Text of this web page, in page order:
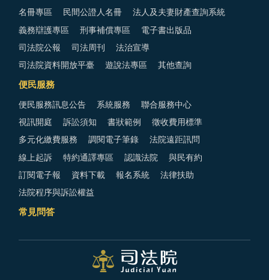
名冊專區 民間公證人名冊 法人及夫妻財產查詢系統
義務辯護專區 刑事補償專區 電子書出版品
司法院公報 司法周刊 法治宣導
司法院資料開放平臺 遊說法專區 其他查詢
便民服務
便民服務訊息公告 系統服務 聯合服務中心
視訊開庭 訴訟須知 書狀範例 徵收費用標準
多元化繳費服務 調閱電子筆錄 法院遠距訊問
線上起訴 特約通譯專區 認識法院 與民有約
訂閱電子報 資料下載 報名系統 法律扶助
法院程序與訴訟權益
常見問答